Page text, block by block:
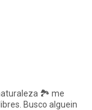
🏞️ me
Busco alguein